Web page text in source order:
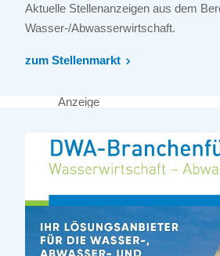
Aktuelle Stellenanzeigen aus dem
Wasser-/Abwasserwirtschaft.
zum Stellenmarkt
Anzeige